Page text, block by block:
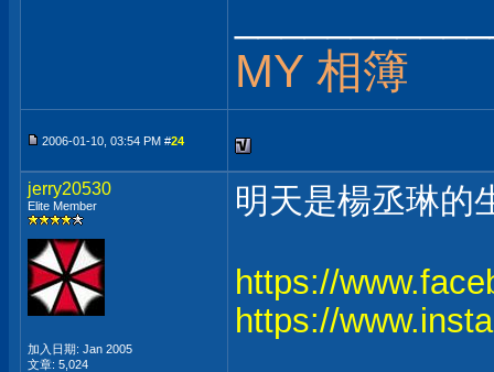
MY 相簿
2006-01-10, 03:54 PM #24
jerry20530
Elite Member
加入日期: Jan 2005
文章: 5,024
明天是楊丞琳的
https://
https://